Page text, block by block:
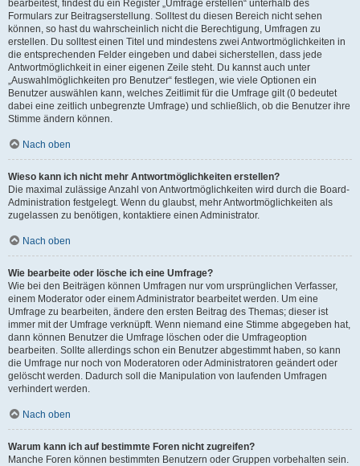
bearbeitest, findest du ein Register „Umfrage erstellen“ unterhalb des
Formulars zur Beitragserstellung. Solltest du diesen Bereich nicht sehen
können, so hast du wahrscheinlich nicht die Berechtigung, Umfragen zu
erstellen. Du solltest einen Titel und mindestens zwei Antwortmöglichkeiten in
die entsprechenden Felder eingeben und dabei sicherstellen, dass jede
Antwortmöglichkeit in einer eigenen Zeile steht. Du kannst auch unter
„Auswahlmöglichkeiten pro Benutzer“ festlegen, wie viele Optionen ein
Benutzer auswählen kann, welches Zeitlimit für die Umfrage gilt (0 bedeutet
dabei eine zeitlich unbegrenzte Umfrage) und schließlich, ob die Benutzer ihre
Stimme ändern können.
Nach oben
Wieso kann ich nicht mehr Antwortmöglichkeiten erstellen?
Die maximal zulässige Anzahl von Antwortmöglichkeiten wird durch die Board-
Administration festgelegt. Wenn du glaubst, mehr Antwortmöglichkeiten als
zugelassen zu benötigen, kontaktiere einen Administrator.
Nach oben
Wie bearbeite oder lösche ich eine Umfrage?
Wie bei den Beiträgen können Umfragen nur vom ursprünglichen Verfasser,
einem Moderator oder einem Administrator bearbeitet werden. Um eine
Umfrage zu bearbeiten, ändere den ersten Beitrag des Themas; dieser ist
immer mit der Umfrage verknüpft. Wenn niemand eine Stimme abgegeben hat,
dann können Benutzer die Umfrage löschen oder die Umfrageoption
bearbeiten. Sollte allerdings schon ein Benutzer abgestimmt haben, so kann
die Umfrage nur noch von Moderatoren oder Administratoren geändert oder
gelöscht werden. Dadurch soll die Manipulation von laufenden Umfragen
verhindert werden.
Nach oben
Warum kann ich auf bestimmte Foren nicht zugreifen?
Manche Foren können bestimmten Benutzern oder Gruppen vorbehalten sein.